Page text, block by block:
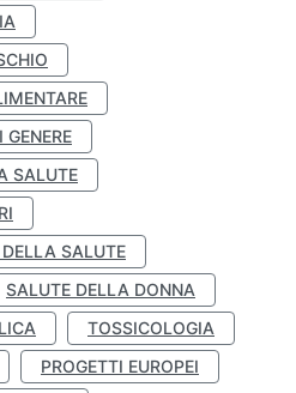
GENERE
SALUTE
SALUTE
SALUTE DELLA DONNA
TOSSICOLOGIA
PROGETTI EUROPEI